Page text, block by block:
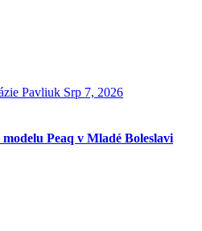
Pavliuk Srp 7, 2026
Peaq v Mladé Boleslavi